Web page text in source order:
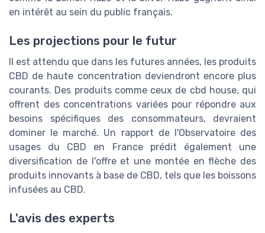
en intérêt au sein du public français.
Les projections pour le futur
Il est attendu que dans les futures années, les produits
CBD de haute concentration deviendront encore plus
courants. Des produits comme ceux de cbd house, qui
offrent des concentrations variées pour répondre aux
besoins spécifiques des consommateurs, devraient
dominer le marché. Un rapport de l'Observatoire des
usages du CBD en France prédit également une
diversification de l'offre et une montée en flèche des
produits innovants à base de CBD, tels que les boissons
infusées au CBD.
L'avis des experts